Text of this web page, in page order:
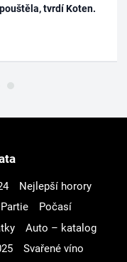
tvrdí Koten.
Nejlepší horory
Partie
Počasí
Auto – katalog
Svařené víno